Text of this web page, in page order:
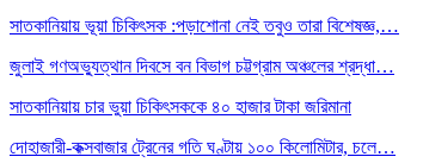
সাতকানিয়ায় ভূয়া চিকিৎসক :পড়াশোনা নেই তবুও তারা বিশেষজ্ঞ,…
জুলাই গণঅভ্যুত্থান দিবসে বন বিভাগ চট্টগ্রাম অঞ্চলের শ্রদ্ধা…
সাতকানিয়ায় চার ভুয়া চিকিৎসককে ৪০ হাজার টাকা জরিমানা
দোহাজারী-কক্সবাজার ট্রেনের গতি ঘণ্টায় ১০০ কিলোমিটার, চলে…